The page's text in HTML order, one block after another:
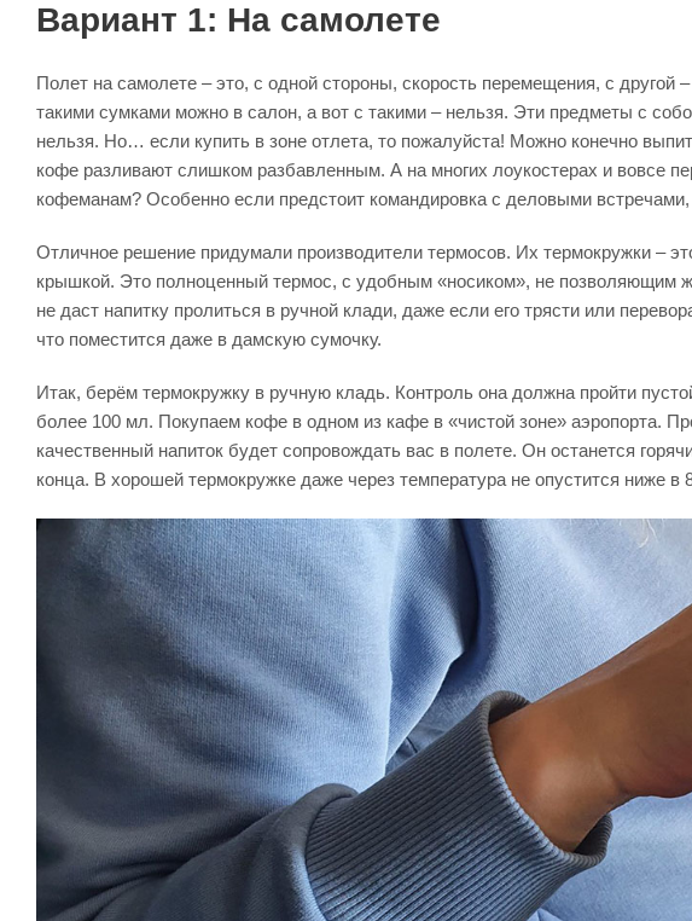
Вариант 1: На самолете
Полет на самолете – это, с одной стороны, скорость перемещения, с другой
такими сумками можно в салон, а вот с такими – нельзя. Эти предметы с
нельзя. Но… если купить в зоне отлета, то пожалуйста! Можно конечно
кофе разливают слишком разбавленным. А на многих лоукостерах и вовсе
кофеманам? Особенно если предстоит командировка с деловыми
Отличное решение придумали производители термосов. Их термокружки –
крышкой. Это полноценный термос, с удобным «носиком», не позволяющим
не даст напитку пролиться в ручной клади, даже если его трясти или
что поместится даже в дамскую сумочку.
Итак, берём термокружку в ручную кладь. Контроль она должна пройти
более 100 мл. Покупаем кофе в одном из кафе в «чистой зоне» аэропорта.
качественный напиток будет сопровождать вас в полете. Он останется
конца. В хорошей термокружке даже через температура не опустится ниже